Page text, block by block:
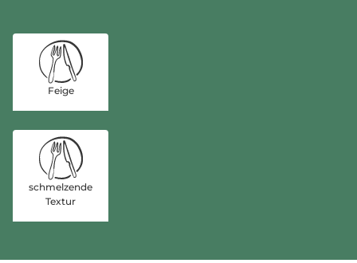
Feige
schmelzende
Textur